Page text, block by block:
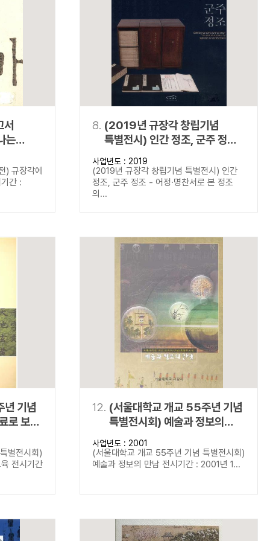
는
) 규장각에
간 :
8. (2019년 규장각 창립기념
특별전시) 인간 정조, 군주 정조 -
어정·명찬서로 본 정조의 삶과
이상
사업년도 : 2019
(2019년 규장각 창립기념 특별전시) 인간
정조, 군주 정조 - 어정·명찬서로 본 정조
의...
기념
로 보는
별전시회)
전시기간
12. (서울대학교 개교 55주년 기념
특별전시회) 예술과 정보의
만남
사업년도 : 2001
(서울대학교 개교 55주년 기념 특별전시회)
예술과 정보의 만남 전시기간 : 2001년 1...